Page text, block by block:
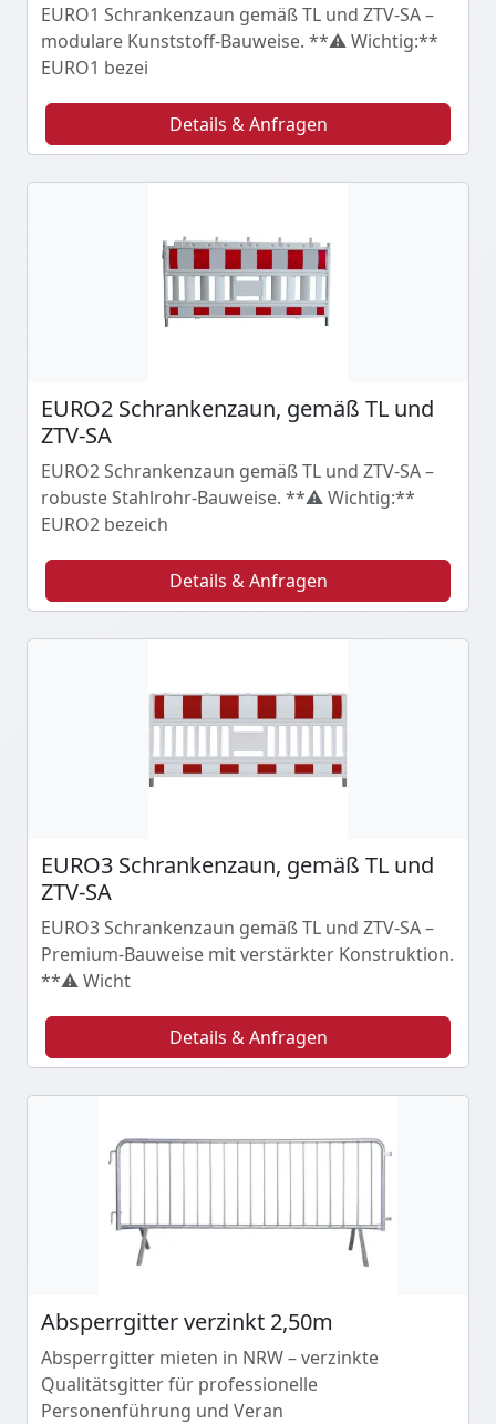
EURO1 Schrankenzaun gemäß TL und ZTV-SA –
modulare Kunststoff-Bauweise. **⚠️ Wichtig:**
EURO1 bezei
Details & Anfragen
EURO2 Schrankenzaun, gemäß TL und
ZTV-SA
EURO2 Schrankenzaun gemäß TL und ZTV-SA –
robuste Stahlrohr-Bauweise. **⚠️ Wichtig:**
EURO2 bezeich
Details & Anfragen
EURO3 Schrankenzaun, gemäß TL und
ZTV-SA
EURO3 Schrankenzaun gemäß TL und ZTV-SA –
Premium-Bauweise mit verstärkter Konstruktion.
**⚠️ Wicht
Details & Anfragen
Absperrgitter verzinkt 2,50m
Absperrgitter mieten in NRW – verzinkte
Qualitätsgitter für professionelle
Personenführung und Veran